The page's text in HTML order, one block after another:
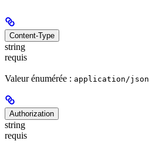
Content-Type
string
requis
Valeur énumérée : application/json
Authorization
string
requis